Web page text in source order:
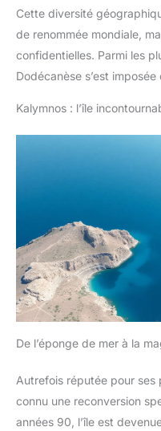
Cette diversité
de renommée mondiale,
confidentielles. Parmi les
Dodécanèse s’est
Kalymnos : l’île
De l’éponge de mer à la
Autrefois réputée pour ses
connu une reconversion
années 90, l’île est